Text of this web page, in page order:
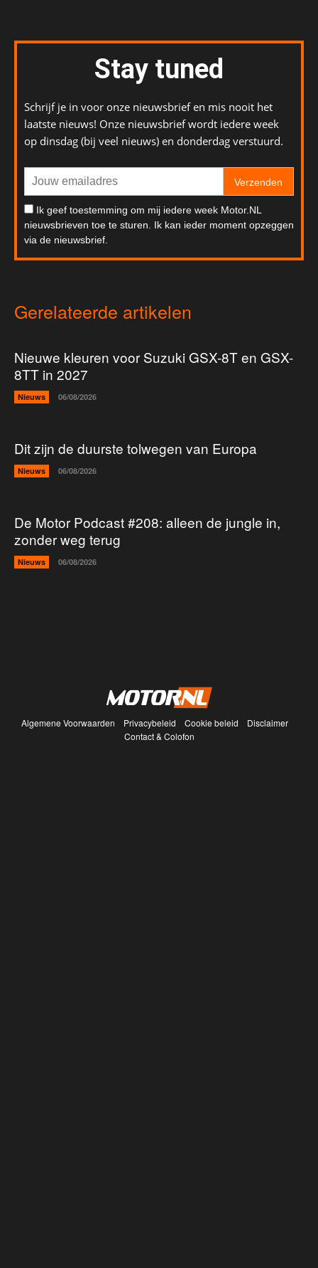
Stay tuned
Schrijf je in voor onze nieuwsbrief en mis nooit het
laatste nieuws! Onze nieuwsbrief wordt iedere week
op dinsdag (bij veel nieuws) en donderdag verstuurd.
Verzenden
Ik geef toestemming om mij iedere week Motor.NL
nieuwsbrieven toe te sturen. Ik kan ieder moment opzeggen
via de nieuwsbrief.
Gerelateerde artikelen
Nieuwe kleuren voor Suzuki GSX-8T en GSX-
8TT in 2027
Nieuws 06/08/2026
Dit zijn de duurste tolwegen van Europa
Nieuws 06/08/2026
De Motor Podcast #208: alleen de jungle in,
zonder weg terug
Nieuws 06/08/2026
Algemene Voorwaarden Privacybeleid Cookie beleid
Disclaimer
Contact & Colofon